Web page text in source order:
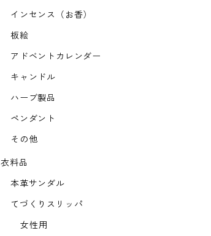
インセンス（お香）
板絵
アドベントカレンダー
キャンドル
ハーブ製品
ペンダント
その他
衣料品
本革サンダル
てづくりスリッパ
女性用